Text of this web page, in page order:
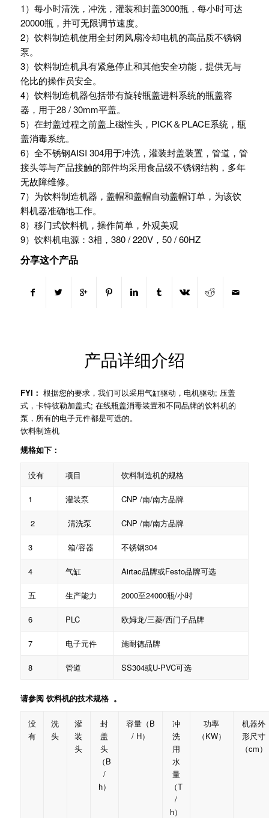
1）每小时清洗，冲洗，灌装和封盖3000瓶，每小时可达
200​​00瓶，并可无限调节速度。
2）饮料制造机使用全封闭风扇冷却电机的高品质不锈钢
泵。
3）饮料制造机具有紧急停止和其他安全功能，提供无与
伦比的操作员安全。
4）饮料制造机器包括带有旋转瓶盖进料系统的瓶盖容
器，用于28 / 30mm平盖。
5）在封盖过程之前盖上磁性头，PICK＆PLACE系统，瓶
盖消毒系统。
6）全不锈钢AISI 304用于冲洗，灌装封盖装置，管道，管
接头等与产品接触的部件均采用食品级不锈钢结构，多年
无故障维修。
7）为饮料制造机器，盖帽和盖帽自动盖帽订单，为该饮
料机器准确地工作。
8）移门式饮料机，操作简单，外观美观
9）饮料机电源：3相，380 / 220V，50 / 60HZ
分享这个产品
产品详细介绍
FYI： 根据您的要求，我们可以采用气缸驱动，电机驱动; 压盖
式，卡特彼勒加盖式; 在线瓶盖消毒装置和不同品牌的饮料机的
泵，所有的电子元件都是可选的。
饮料制造机
规格如下：
没有 项目 饮料制造机的规格
1 灌装泵 CNP /南/南方品牌
2 清洗泵 CNP /南/南方品牌
3 箱/容器 不锈钢304
4 气缸 Airtac品牌或Festo品牌可选
五 生产能力 2000至24000瓶/小时
6 PLC 欧姆龙/三菱/西门子品牌
7 电子元件 施耐德品牌
8 管道 SS304或U-PVC可选
请参阅 饮料机的技术规格 。
没
有
洗
头
灌
装
头
封
盖
头
（B
/
h）
容量（B
/ H）
冲
洗
用
水
量
（T
/
h）
功率
（KW）
机器外
形尺寸
（cm）